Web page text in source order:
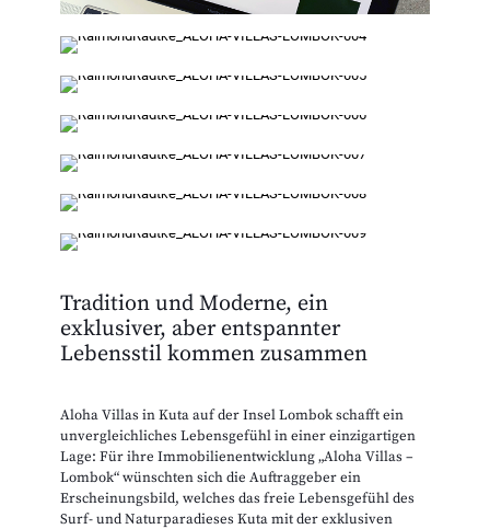
Tradition und Moderne, ein
exklusiver, aber entspannter
Lebensstil kommen zusammen
Aloha Villas in Kuta auf der Insel Lombok schafft ein
unvergleichliches Lebensgefühl in einer einzigartigen
Lage: Für ihre Immobilienentwicklung „Aloha Villas –
Lombok“ wünschten sich die Auftraggeber ein
Erscheinungsbild, welches das freie Lebensgefühl des
Surf- und Naturparadieses Kuta mit der exklusiven